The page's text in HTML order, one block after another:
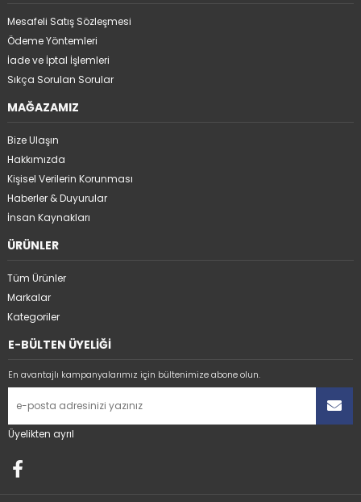
Mesafeli Satış Sözleşmesi
Ödeme Yöntemleri
İade ve İptal İşlemleri
Sıkça Sorulan Sorular
MAĞAZAMIZ
Bize Ulaşın
Hakkımızda
Kişisel Verilerin Korunması
Haberler & Duyurular
İnsan Kaynakları
ÜRÜNLER
Tüm Ürünler
Markalar
Kategoriler
E-BÜLTEN ÜYELİĞİ
En avantajlı kampanyalarımız için bültenimize abone olun.
Üyelikten ayrıl